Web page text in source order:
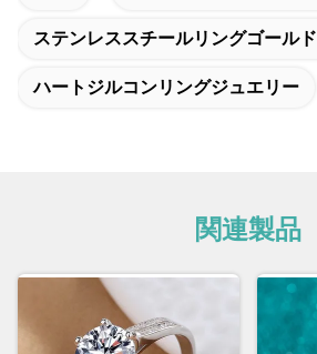
ステンレススチールリングゴールド
ハートジルコンリングジュエリー
関連製品